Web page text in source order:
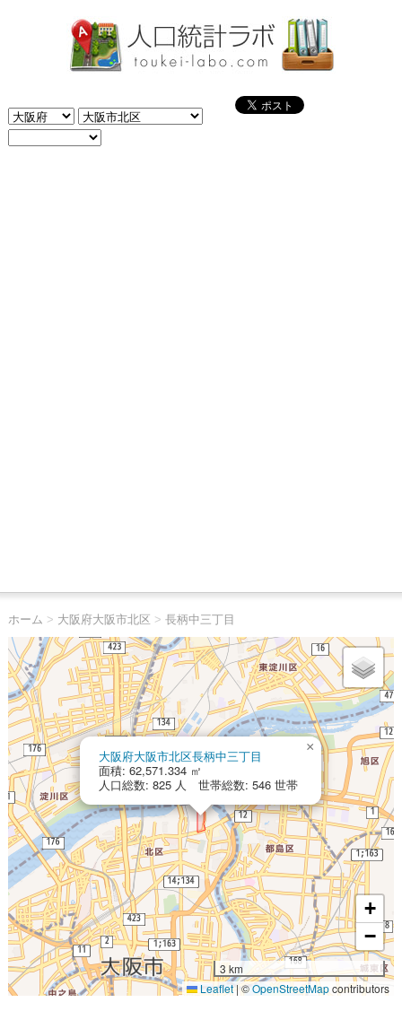
ホーム > 大阪府大阪市北区 > 長柄中三丁目
大阪府大阪市北区長柄中三丁目
面積: 62,571.334 ㎡
人口総数: 825 人 世帯総数: 546 世帯
×
+
−
3 km
Leaflet | ©OpenStreetMapcontributors